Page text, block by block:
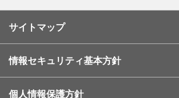
サイトマップ
情報セキュリティ基本方針
個人情報保護方針